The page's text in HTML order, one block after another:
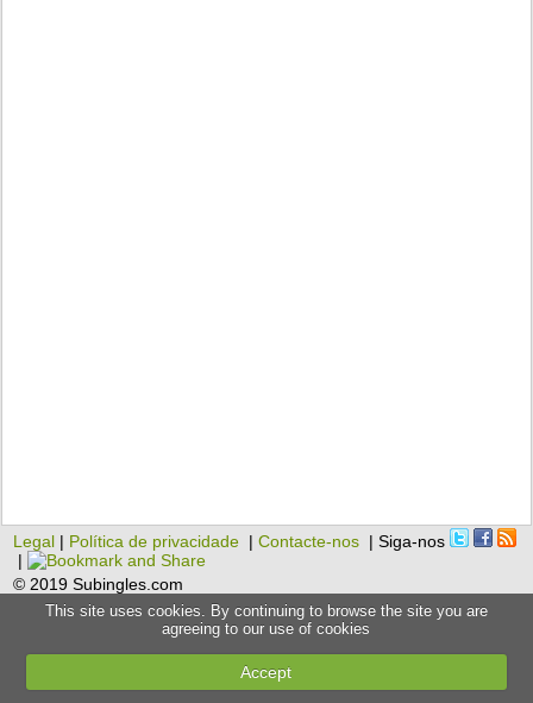
Legal | Política de privacidade |Contacte-nos | Siga-nos
|
© 2019 Subingles.com
This site uses cookies. By continuing to browse the site you are
agreeing to our use of cookies
Accept